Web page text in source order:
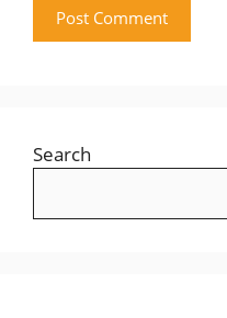
Search